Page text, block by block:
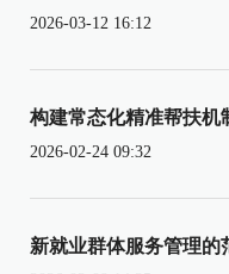
2026-03-12 16:12
构建常态化精准帮扶机
2026-02-24 09:32
新就业群体服务管理的